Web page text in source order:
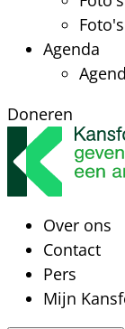
Agenda
Doneren
Over ons
Contact
Pers
Mijn